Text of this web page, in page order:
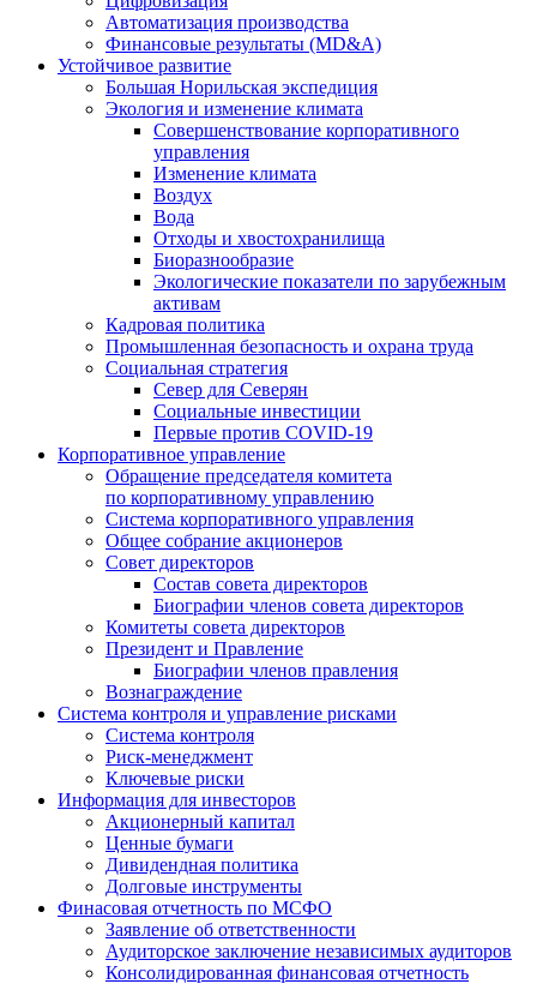
Автоматизация производства
Финансовые результаты (MD&A)
Устойчивое развитие
Большая Норильская экспедиция
Экология и изменение климата
Совершенствование корпоративного
управления
Изменение климата
Воздух
Вода
Отходы и хвостохранилища
Биоразнообразие
Экологические показатели по зарубежным
активам
Кадровая политика
Промышленная безопасность и охрана труда
Социальная стратегия
Север для Северян
Социальные инвестиции
Первые против COVID‑19
Корпоративное управление
Обращение председателя комитета
по корпоративному управлению
Система корпоративного управления
Общее собрание акционеров
Совет директоров
Состав совета директоров
Биографии членов совета директоров
Комитеты совета директоров
Президент и Правление
Биографии членов правления
Вознаграждение
Система контроля и управление рисками
Система контроля
Риск-менеджмент
Ключевые риски
Информация для инвесторов
Акционерный капитал
Ценные бумаги
Дивидендная политика
Долговые инструменты
Финасовая отчетность по МСФО
Заявление об ответственности
Аудиторское заключение независимых аудиторов
Консолидированная финансовая отчетность